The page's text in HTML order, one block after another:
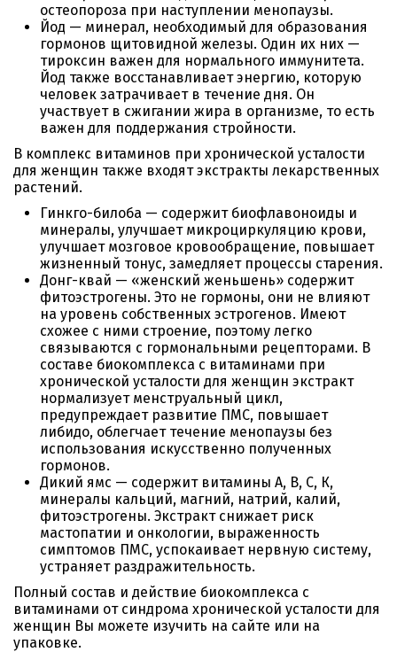
остеопороза при наступлении менопаузы.
Йод — минерал, необходимый для образования
гормонов щитовидной железы. Один их них —
тироксин важен для нормального иммунитета.
Йод также восстанавливает энергию, которую
человек затрачивает в течение дня. Он
участвует в сжигании жира в организме, то есть
важен для поддержания стройности.
В комплекс витаминов при хронической усталости
для женщин также входят экстракты лекарственных
растений.
Гинкго-билоба — содержит биофлавоноиды и
минералы, улучшает микроциркуляцию крови,
улучшает мозговое кровообращение, повышает
жизненный тонус, замедляет процессы старения.
Донг-квай — «женский женьшень» содержит
фитоэстрогены. Это не гормоны, они не влияют
на уровень собственных эстрогенов. Имеют
схожее с ними строение, поэтому легко
связываются с гормональными рецепторами. В
составе биокомплекса с витаминами при
хронической усталости для женщин экстракт
нормализует менструальный цикл,
предупреждает развитие ПМС, повышает
либидо, облегчает течение менопаузы без
использования искусственно полученных
гормонов.
Дикий ямс — содержит витамины A, B, C, К,
минералы кальций, магний, натрий, калий,
фитоэстрогены. Экстракт снижает риск
мастопатии и онкологии, выраженность
симптомов ПМС, успокаивает нервную систему,
устраняет раздражительность.
Полный состав и действие биокомплекса с
витаминами от синдрома хронической усталости для
женщин Вы можете изучить на сайте или на
упаковке.